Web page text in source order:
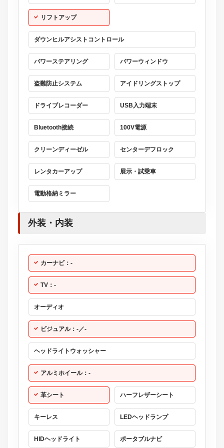
リフトアップ
ダウンヒルアシストコントロール
パワーステアリング パワーウィンドウ
盗難防止システム アイドリングストップ
ドライブレコーダー USB入力端末
Bluetooth接続 100V電源
クリーンディーゼル センターデフロック
レンタカーアップ 展示・試乗車
電動格納ミラー
外装・内装
カーナビ：-
TV：-
オーディオ
ビジュアル：-／-
ヘッドライトウォッシャー
アルミホイール：-
革シート ハーフレザーシート
キーレス LEDヘッドランプ
HIDヘッドライト ポータブルナビ